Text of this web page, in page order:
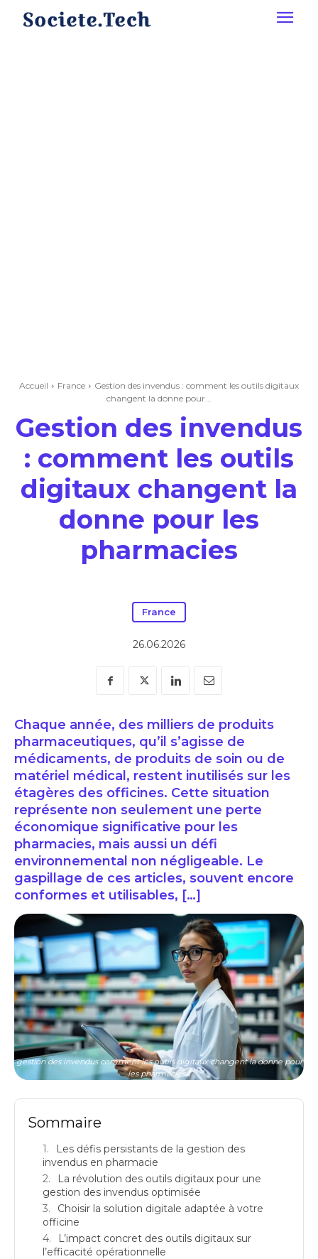
Accueil France
Gestion des invendus : comment les outils digitaux
changent la donne pour...
Gestion des invendus
: comment les outils
digitaux changent la
donne pour les
pharmacies
France
26.06.2026
Chaque année, des milliers de produits
pharmaceutiques, qu’il s’agisse de
médicaments, de produits de soin ou de
matériel médical, restent inutilisés sur les
étagères des officines. Cette situation
représente non seulement une perte
économique significative pour les
pharmacies, mais aussi un défi
environnemental non négligeable. Le
gaspillage de ces articles, souvent encore
conformes et utilisables, […]
gestion des invendus comment les outils digitaux changent la donne pour
les pharmacies 1
Sommaire
Les défis persistants de la gestion des
invendus en pharmacie
La révolution des outils digitaux pour une
gestion des invendus optimisée
Choisir la solution digitale adaptée à votre
officine
L’impact concret des outils digitaux sur
l’efficacité opérationnelle